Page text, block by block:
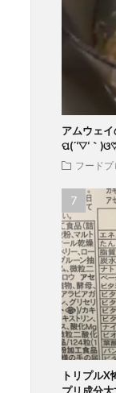
アムウェ
ପ(´‘▽‘｀
フードプ
トリプルX